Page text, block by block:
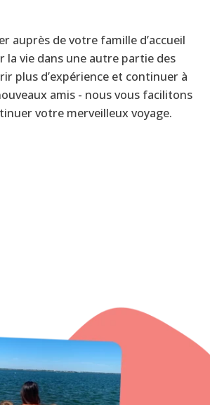
auprès de votre famille d’accueil
la vie dans une autre partie des
plus d’expérience et continuer à
amis - nous vous facilitons
votre merveilleux voyage.